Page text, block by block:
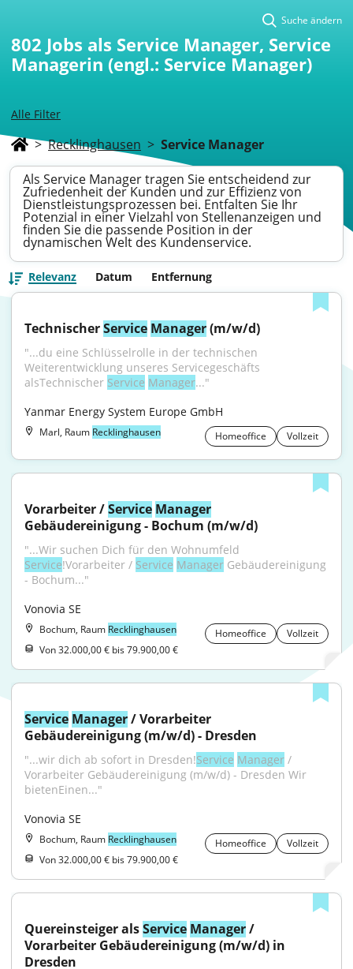
Alle Filter
Suche ändern
802 Jobs als Service Manager, Service
Managerin (engl.: Service Manager)
> Recklinghausen > Service Manager
Als Service Manager tragen Sie entscheidend zur
Zufriedenheit der Kunden und zur Effizienz von
Dienstleistungsprozessen bei. Entfalten Sie Ihr
Potenzial in einer Vielzahl von Stellenanzeigen und
finden Sie die passende Position in der
dynamischen Welt des Kundenservice.
Relevanz Datum Entfernung
Technischer Service Manager (m/w/d)
"...du eine Schlüsselrolle in der technischen
Weiterentwicklung unseres Servicegeschäfts
alsTechnischer Service Manager..."
Yanmar Energy System Europe GmbH
Marl, Raum Recklinghausen Homeoffice Vollzeit
Vorarbeiter / Service Manager
Gebäudereinigung - Bochum (m/w/d)
Service!Vorarbeiter / Service Manager Gebäudereinigung
- Bochum..."
Vonovia SE
Bochum, Raum Recklinghausen Homeoffice
Vollzeit
Von 32.000,00 € bis 79.900,00 €
Service Manager / Vorarbeiter
Gebäudereinigung (m/w/d) - Dresden
"...wir dich ab sofort in Dresden!Service Manager /
Vorarbeiter Gebäudereinigung (m/w/d) - Dresden Wir
bietenEinen..."
Vonovia SE
Bochum, Raum Recklinghausen Homeoffice
Vollzeit
Von 32.000,00 € bis 79.900,00 €
Quereinsteiger als Service Manager /
Vorarbeiter Gebäudereinigung (m/w/d) in
Dresden